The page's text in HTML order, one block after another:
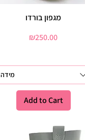
Quick View
מגפון בורדו
Price
₪250.00
מידה
Add to Cart